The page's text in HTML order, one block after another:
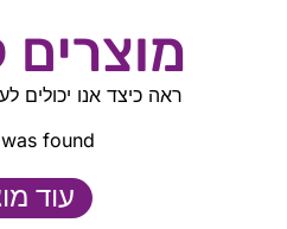
מוצרים
ראה כיצד אנו יכולים
found
עוד